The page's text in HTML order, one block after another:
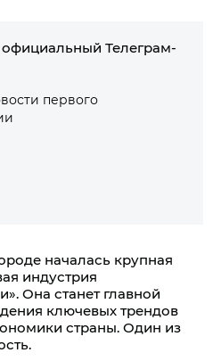
Телеграм-
первого
началась крупная
индустрия
Она станет главной
ключевых трендов
страны. Один из